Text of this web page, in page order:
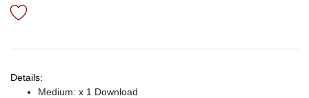
Details:
Medium: x 1 Download